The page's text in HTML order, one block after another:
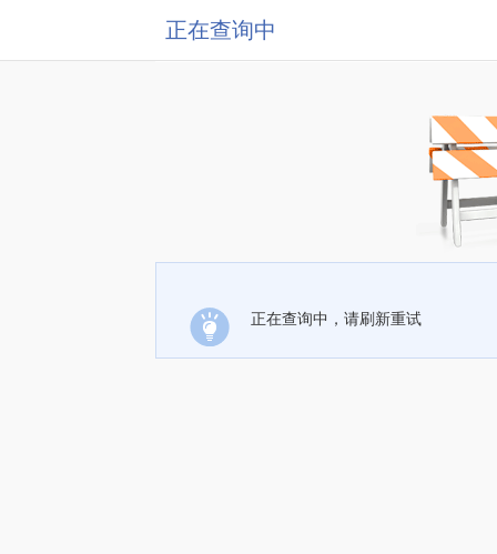
正在查询中
正在查询中，请刷新重试